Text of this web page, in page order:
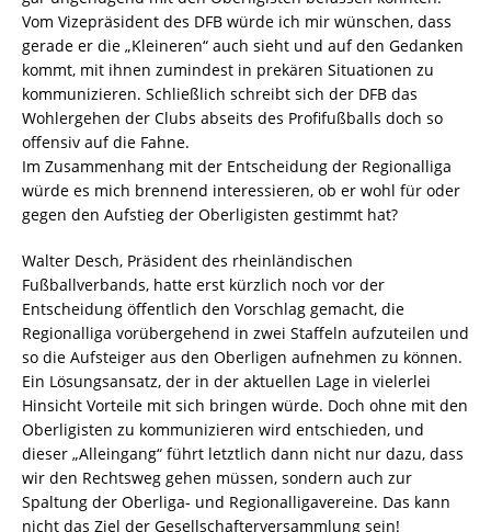
Vom Vizepräsident des DFB würde ich mir wünschen, dass
gerade er die „Kleineren“ auch sieht und auf den Gedanken
kommt, mit ihnen zumindest in prekären Situationen zu
kommunizieren. Schließlich schreibt sich der DFB das
Wohlergehen der Clubs abseits des Profifußballs doch so
offensiv auf die Fahne.
Im Zusammenhang mit der Entscheidung der Regionalliga
würde es mich brennend interessieren, ob er wohl für oder
gegen den Aufstieg der Oberligisten gestimmt hat?
Walter Desch, Präsident des rheinländischen
Fußballverbands, hatte erst kürzlich noch vor der
Entscheidung öffentlich den Vorschlag gemacht, die
Regionalliga vorübergehend in zwei Staffeln aufzuteilen und
so die Aufsteiger aus den Oberligen aufnehmen zu können.
Ein Lösungsansatz, der in der aktuellen Lage in vielerlei
Hinsicht Vorteile mit sich bringen würde. Doch ohne mit den
Oberligisten zu kommunizieren wird entschieden, und
dieser „Alleingang“ führt letztlich dann nicht nur dazu, dass
wir den Rechtsweg gehen müssen, sondern auch zur
Spaltung der Oberliga- und Regionalligavereine. Das kann
nicht das Ziel der Gesellschafterversammlung sein!